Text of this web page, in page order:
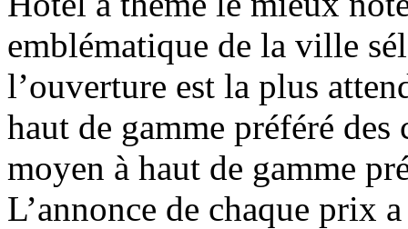
emblématique de la ville
l’ouverture est la plus
haut de gamme préféré
moyen à haut de gamme
L’annonce de chaque prix